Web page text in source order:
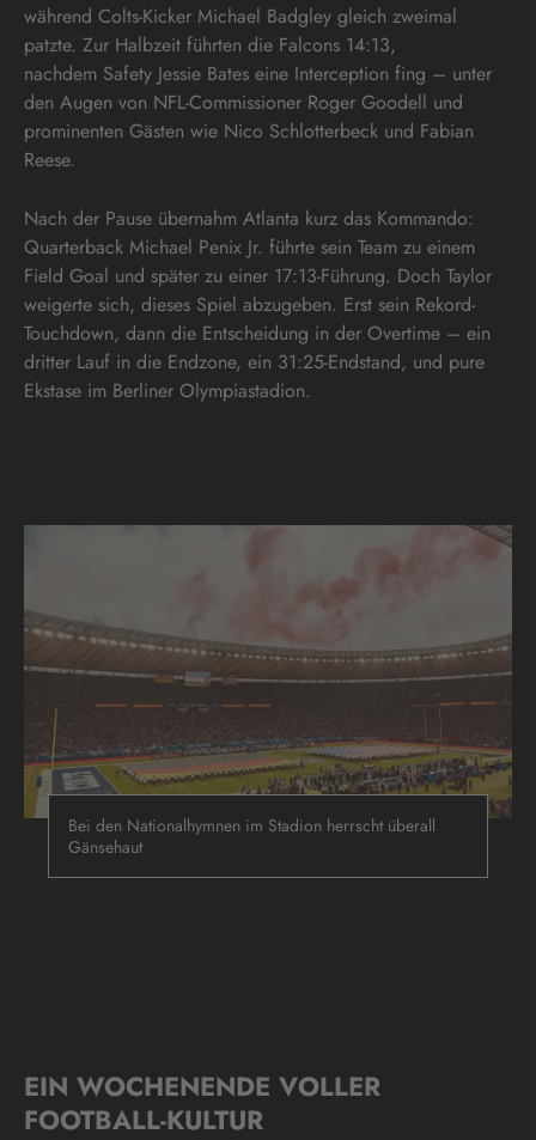
während Colts-Kicker Michael Badgley gleich zweimal
patzte. Zur Halbzeit führten die Falcons 14:13,
nachdem Safety Jessie Bates eine Interception fing – unter
den Augen von NFL-Commissioner Roger Goodell und
prominenten Gästen wie Nico Schlotterbeck und Fabian
Reese.
Nach der Pause übernahm Atlanta kurz das Kommando:
Quarterback Michael Penix Jr. führte sein Team zu einem
Field Goal und später zu einer 17:13-Führung. Doch Taylor
weigerte sich, dieses Spiel abzugeben. Erst sein Rekord-
Touchdown, dann die Entscheidung in der Overtime – ein
dritter Lauf in die Endzone, ein 31:25-Endstand, und pure
Ekstase im Berliner Olympiastadion.
Bei den Nationalhymnen im Stadion herrscht überall
Gänsehaut
EIN WOCHENENDE VOLLER
FOOTBALL-KULTUR